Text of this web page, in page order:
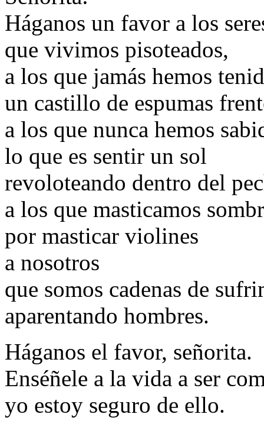
Háganos un favor a los
que vivimos pisoteados,
a los que jamás hemos
un castillo de espumas
a los que nunca hemos
lo que es sentir un sol
revoloteando dentro del
a los que masticamos
por masticar violines
a nosotros
que somos cadenas de
aparentando hombres.
Háganos el favor, señorita.
Enséñele a la vida a ser
yo estoy seguro de ello.